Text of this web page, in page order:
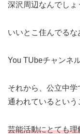
深沢周辺なんでしょ
いいとこ住んでるな
You TUbeチャンネ
それから、公立中
通われているという
芸能活動にとても